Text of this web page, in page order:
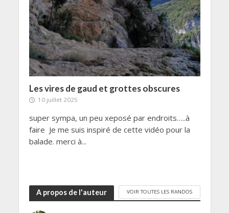
Les vires de gaud et grottes obscures
10 juillet 2025
super sympa, un peu xeposé par endroits…..à
faire Je me suis inspiré de cette vidéo pour la
balade. merci à...
A propos de l'auteur VOIR TOUTES LES RANDOS